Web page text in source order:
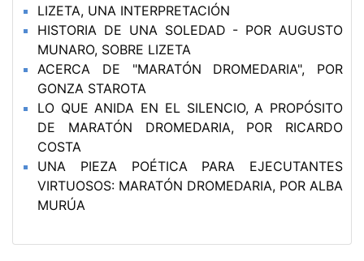
LIZETA, UNA INTERPRETACIÓN
HISTORIA DE UNA SOLEDAD - POR AUGUSTO
MUNARO, SOBRE LIZETA
ACERCA DE "MARATÓN DROMEDARIA", POR
GONZA STAROTA
LO QUE ANIDA EN EL SILENCIO, A PROPÓSITO
DE MARATÓN DROMEDARIA, POR RICARDO
COSTA
UNA PIEZA POÉTICA PARA EJECUTANTES
VIRTUOSOS: MARATÓN DROMEDARIA, POR ALBA
MURÚA